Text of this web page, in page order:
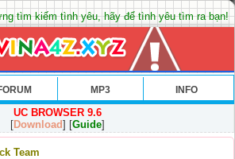
tìm kiếm tình yêu, hãy để tình yêu tìm ra bạn!
MP3 INFO
UC BROWSER 9.6
[Download] [Guide]
Team